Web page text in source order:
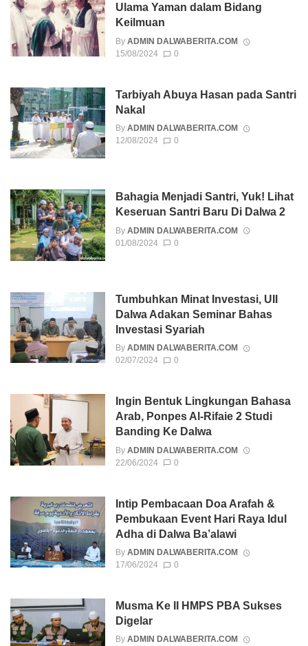
Ulama Yaman dalam Bidang
Keilmuan
By ADMIN DALWABERITA.COM
15/08/2024
0
Tarbiyah Abuya Hasan pada Santri
Nakal
By ADMIN DALWABERITA.COM
12/08/2024
0
Bahagia Menjadi Santri, Yuk! Lihat
Keseruan Santri Baru Di Dalwa 2
By ADMIN DALWABERITA.COM
01/08/2024
0
Tumbuhkan Minat Investasi, UII
Dalwa Adakan Seminar Bahas
Investasi Syariah
By ADMIN DALWABERITA.COM
02/07/2024
0
Ingin Bentuk Lingkungan Bahasa
Arab, Ponpes Al-Rifaie 2 Studi
Banding Ke Dalwa
By ADMIN DALWABERITA.COM
22/06/2024
0
Intip Pembacaan Doa Arafah &
Pembukaan Event Hari Raya Idul
Adha di Dalwa Ba’alawi
By ADMIN DALWABERITA.COM
17/06/2024
0
Musma Ke II HMPS PBA Sukses
Digelar
By ADMIN DALWABERITA.COM